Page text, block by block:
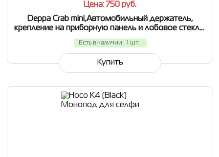
Цена: 750 руб.
Deppa Crab mini,Автомобильный держатель,
крепление на приборную панель и лобовое стекло,
PU присоска
Есть в наличии: 1 шт.
Купить